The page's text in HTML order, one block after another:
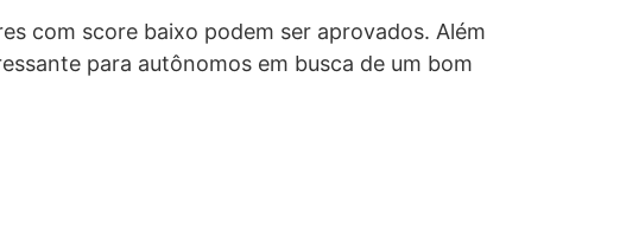
com score baixo podem ser aprovados. Além
para autônomos em busca de um bom